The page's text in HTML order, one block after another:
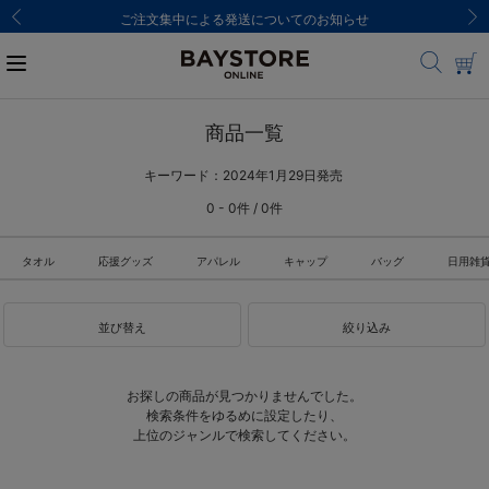
ご注文集中による発送についてのお知らせ
商品一覧
キーワード：2024年1月29日発売
0 - 0件 / 0件
タオル 応援グッズ アパレル キャップ バッグ 日用雑
並び替え 絞り込み
お探しの商品が見つかりませんでした。
検索条件をゆるめに設定したり、
上位のジャンルで検索してください。